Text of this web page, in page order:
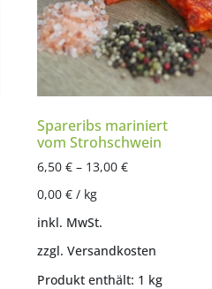
Spareribs mariniert
vom Strohschwein
6,50 €– 13,00 €
0,00 €/ kg
inkl. MwSt.
zzgl. Versandkosten
Produkt enthält: 1 kg